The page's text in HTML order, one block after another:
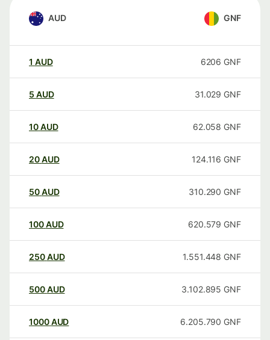
AUD GNF
1 AUD 6206 GNF
5 AUD 31.029 GNF
10AUD 62.058 GNF
20AUD 124.116 GNF
50AUD 310.290 GNF
100AUD 620.579 GNF
250AUD 1.551.448 GNF
500AUD 3.102.895 GNF
1000AUD 6.205.790 GNF